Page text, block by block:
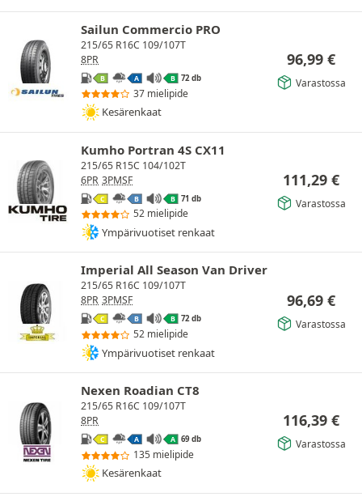
Sailun Commercio PRO
215/65 R16C 109/107T
8PR
B A B 72 db
37 mielipide
Kesärenkaat
96,99 €
Varastossa
Kumho Portran 4S CX11
215/65 R15C 104/102T
6PR 3PMSF
C B B 71 db
52 mielipide
Ympärivuotiset renkaat
111,29 €
Varastossa
Imperial All Season Van Driver
215/65 R16C 109/107T
8PR 3PMSF
C B B 72 db
52 mielipide
Ympärivuotiset renkaat
96,69 €
Varastossa
Nexen Roadian CT8
215/65 R16C 109/107T
8PR
C A A 69 db
135 mielipide
Kesärenkaat
116,39 €
Varastossa